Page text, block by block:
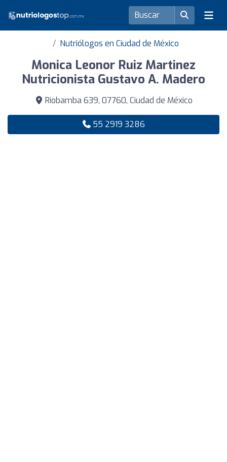
Nutriólogos en Ciudad de México
Monica Leonor Ruiz Martinez
Nutricionista Gustavo A. Madero
Riobamba 639, 07760, Ciudad de México
55 2919 3286